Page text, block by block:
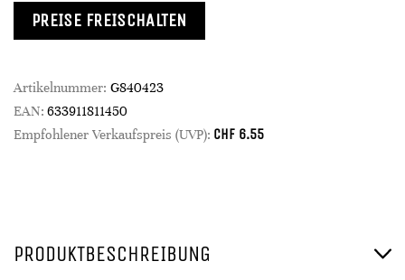
PREISE FREISCHALTEN
Artikelnummer: G840423
EAN: 633911811450
Empfohlener Verkaufspreis (UVP): CHF 6.55
PRODUKTBESCHREIBUNG